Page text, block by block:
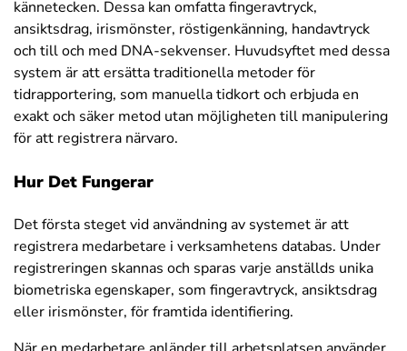
kännetecken. Dessa kan omfatta fingeravtryck,
ansiktsdrag, irismönster, röstigenkänning, handavtryck
och till och med DNA-sekvenser. Huvudsyftet med dessa
system är att ersätta traditionella metoder för
tidrapportering, som manuella tidkort och erbjuda en
exakt och säker metod utan möjligheten till manipulering
för att registrera närvaro.
Hur Det Fungerar
Det första steget vid användning av systemet är att
registrera medarbetare i verksamhetens databas. Under
registreringen skannas och sparas varje anställds unika
biometriska egenskaper, som fingeravtryck, ansiktsdrag
eller irismönster, för framtida identifiering.